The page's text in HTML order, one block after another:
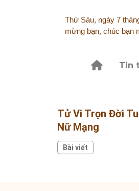
Thứ Sáu, ngày 7
mừng bạn, chúc bạn
Tin
Tử Vi Trọn Đời
Nữ Mạng
Bài viết